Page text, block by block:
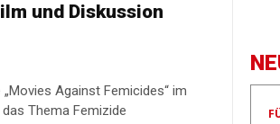
und Diskussion
Against Femicides“ im
Thema Femizide